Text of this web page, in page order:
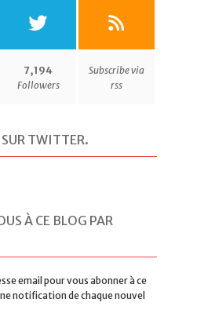
7,194
Followers
Subscribe via
rss
TWITTER.
À CE BLOG PAR
email pour vous abonner à ce
notification de chaque nouvel